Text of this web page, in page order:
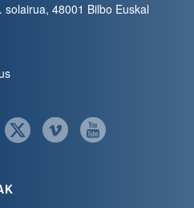
48001 Bilbo Euskal